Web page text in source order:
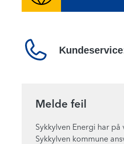
Melde feil
Sykkylven Energi har på
Sykkylven kommune